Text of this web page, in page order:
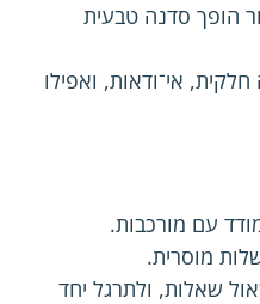
הופך סדנה טבעית
אי־ודאות, ואפילו
עם מורכבות.
מוסרית.
שאלות, ולתרגל יחד